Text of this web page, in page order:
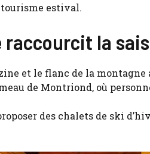
tourisme estival.
la
et le flanc de la montagne
de Montriond, où
des chalets de ski